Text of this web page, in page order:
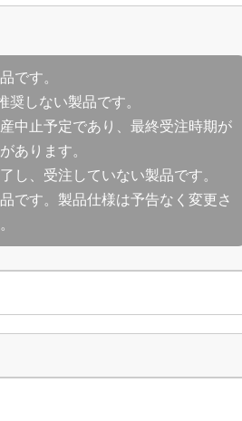
です。
奨しない製品です。
中止予定であり、最終受注時期が
あります。
し、受注していない製品です。
です。製品仕様は予告なく変更さ